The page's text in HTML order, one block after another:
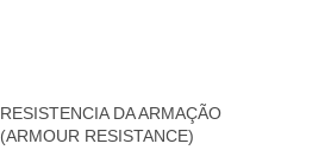
RESISTENCIA DA ARMAÇÃO
(ARMOUR RESISTANCE)